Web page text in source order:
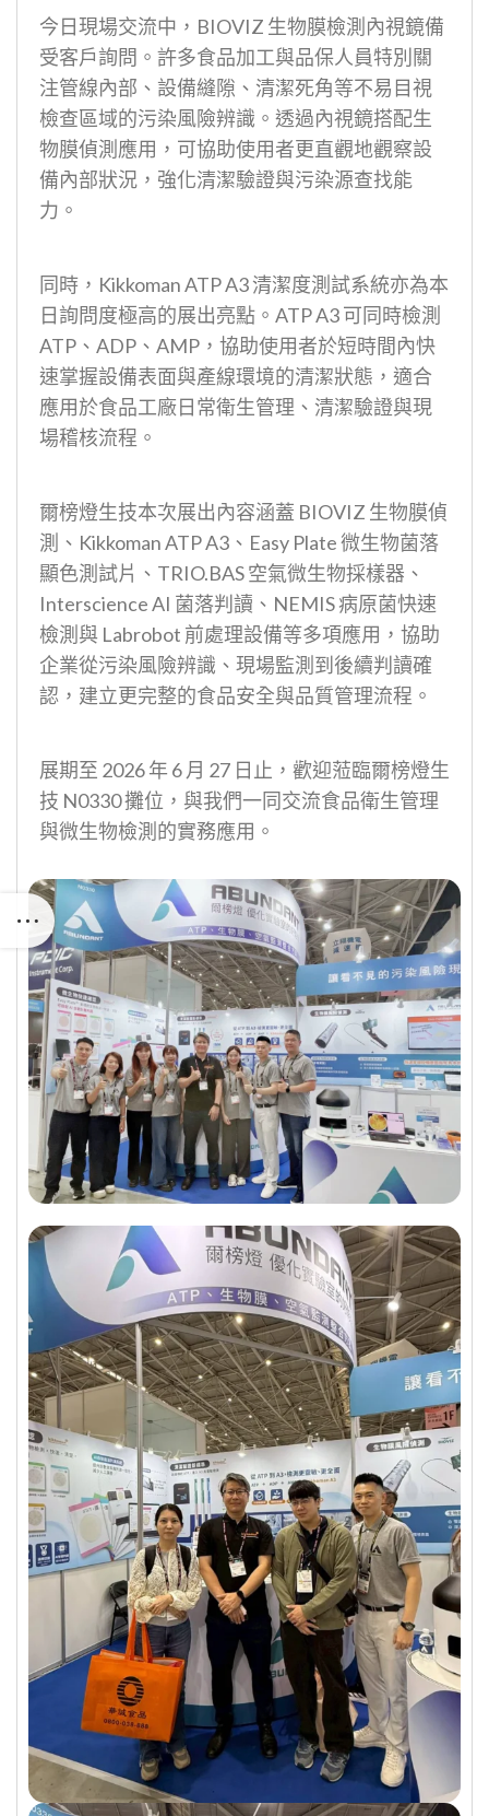
今日現場交流中，BIOVIZ 生物膜檢測內視鏡備
受客戶詢問。許多食品加工與品保人員特別關
注管線內部、設備縫隙、清潔死角等不易目視
檢查區域的污染風險辨識。透過內視鏡搭配生
物膜偵測應用，可協助使用者更直觀地觀察設
備內部狀況，強化清潔驗證與污染源查找能
力。
同時，Kikkoman ATP A3 清潔度測試系統亦為本
日詢問度極高的展出亮點。ATP A3 可同時檢測
ATP、ADP、AMP，協助使用者於短時間內快
速掌握設備表面與產線環境的清潔狀態，適合
應用於食品工廠日常衛生管理、清潔驗證與現
場稽核流程。
爾榜燈生技本次展出內容涵蓋 BIOVIZ 生物膜偵
測、Kikkoman ATP A3、Easy Plate 微生物菌落
顯色測試片、TRIO.BAS 空氣微生物採樣器、
Interscience AI 菌落判讀、NEMIS 病原菌快速
檢測與 Labrobot 前處理設備等多項應用，協助
企業從污染風險辨識、現場監測到後續判讀確
認，建立更完整的食品安全與品質管理流程。
展期至 2026 年 6 月 27 日止，歡迎蒞臨爾榜燈生
技 N0330 攤位，與我們一同交流食品衛生管理
與微生物檢測的實務應用。